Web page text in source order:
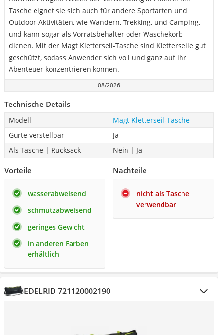
Tasche eignet sie sich auch für andere Sportarten und
Outdoor-Aktivitäten, wie Wandern, Trekking, und Camping,
und kann sogar als Vorratsbehälter oder Wäschekorb
dienen. Mit der Magt Kletterseil-Tasche sind Kletterseile gut
geschützt, sodass Anwender sich voll und ganz auf ihr
Abenteuer konzentrieren können.
08/2026
Technische Details
Modell
Magt Kletterseil-Tasche
Gurte verstellbar
Ja
Als Tasche | Rucksack
Nein | Ja
Vorteile
wasserabweisend
schmutzabweisend
geringes Gewicht
in anderen Farben
erhältlich
Nachteile
nicht als Tasche
verwendbar
EDELRID 721120002190